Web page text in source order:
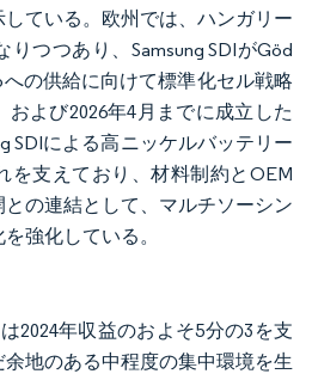
ている。欧州では、ハンガリー
つつあり、Samsung SDIがGöd
への供給に向けて標準化セル戦略
よび2026年4月までに成立した
SDIによる高ニッケルバッテリー
を支えており、材料制約とOEM
の連結として、マルチソーシン
強化している。
2024年収益のおよそ5分の3を支
地のある中程度の集中環境を生